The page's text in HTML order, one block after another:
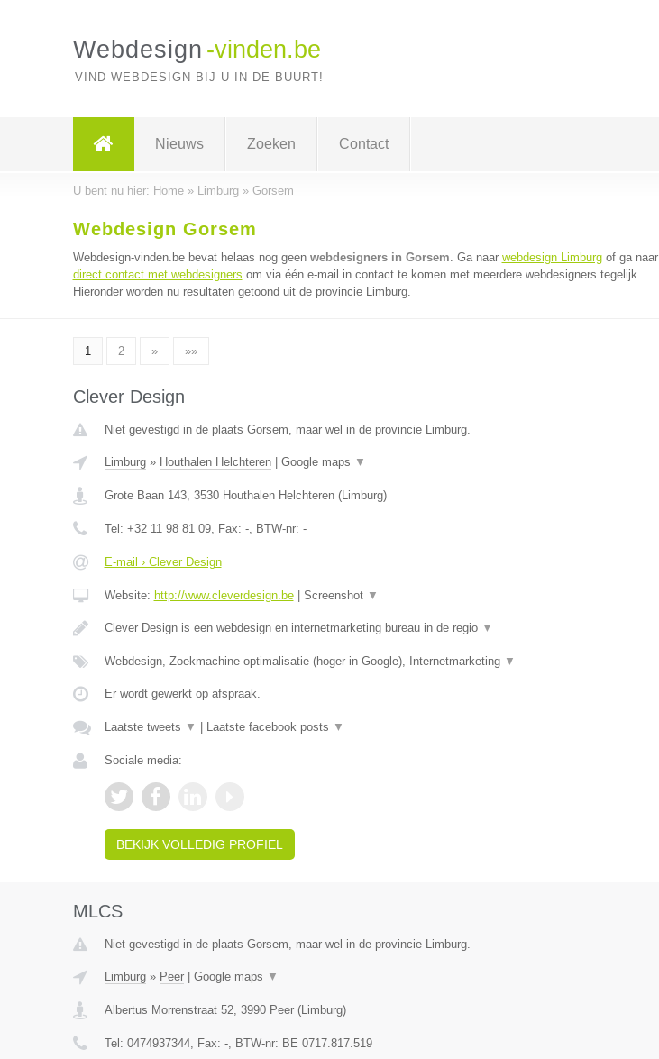
Webdesign -vinden.be
VIND WEBDESIGN BIJ U IN DE BUURT!
Nieuws Zoeken Contact
U bent nu hier: Home» Limburg» Gorsem
Webdesign Gorsem
Webdesign-vinden.be bevat helaas nog geen webdesigners in Gorsem. Ga naar webdesign Limburgof ga naar
direct contact met webdesigners om via één e-mail in contact te komen met meerdere webdesigners tegelijk.
Hieronder worden nu resultaten getoond uit de provincie Limburg.
1 2 » »»
Clever Design
Niet gevestigd in de plaats Gorsem, maar wel in de provincie Limburg.
Limburg» Houthalen Helchteren| Google maps ▼
Grote Baan 143, 3530 Houthalen Helchteren(Limburg)
Tel: +32 11 98 81 09, Fax: -, BTW-nr: -
E-mail › Clever Design
Website: http://www.cleverdesign.be| Screenshot ▼
Clever Design is een webdesign en internetmarketing bureau in de regio ▼
Webdesign, Zoekmachine optimalisatie (hoger in Google), Internetmarketing ▼
Er wordt gewerkt op afspraak.
Laatste tweets ▼ Laatste facebook posts ▼
Sociale media:
BEKIJK VOLLEDIG PROFIEL
MLCS
Niet gevestigd in de plaats Gorsem, maar wel in de provincie Limburg.
Limburg» Peer| Google maps ▼
Albertus Morrenstraat 52, 3990 Peer(Limburg)
Tel: 0474937344, Fax: -, BTW-nr: BE 0717.817.519